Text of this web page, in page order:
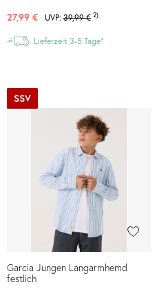
27,99 € UVP: 39,99 € 2)
Lieferzeit 3-5 Tage*
SSV
Garcia Jungen Langarmhemd
festlich